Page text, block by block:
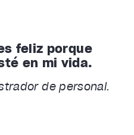
feliz porque
en mi vida.
de personal.